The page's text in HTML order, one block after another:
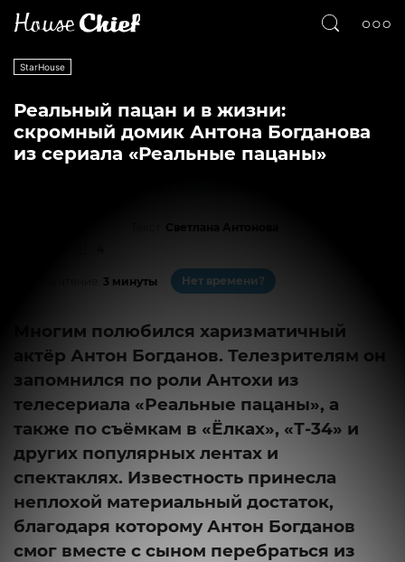
StarHouse
Реальный пацан и в жизни:
скромный домик Антона Богданова
из сериала «Реальные пацаны»
3 минуты Нет времени?
Многим полюбился харизматичный
актёр Антон Богданов. Телезрителям он
запомнился по роли Антохи из
телесериала «Реальные пацаны», а
также по съёмкам в «Ёлках», «Т-34» и
других популярных лентах и
спектаклях. Известность принесла
неплохой материальный достаток,
благодаря которому Антон Богданов
смог вместе с сыном перебраться из